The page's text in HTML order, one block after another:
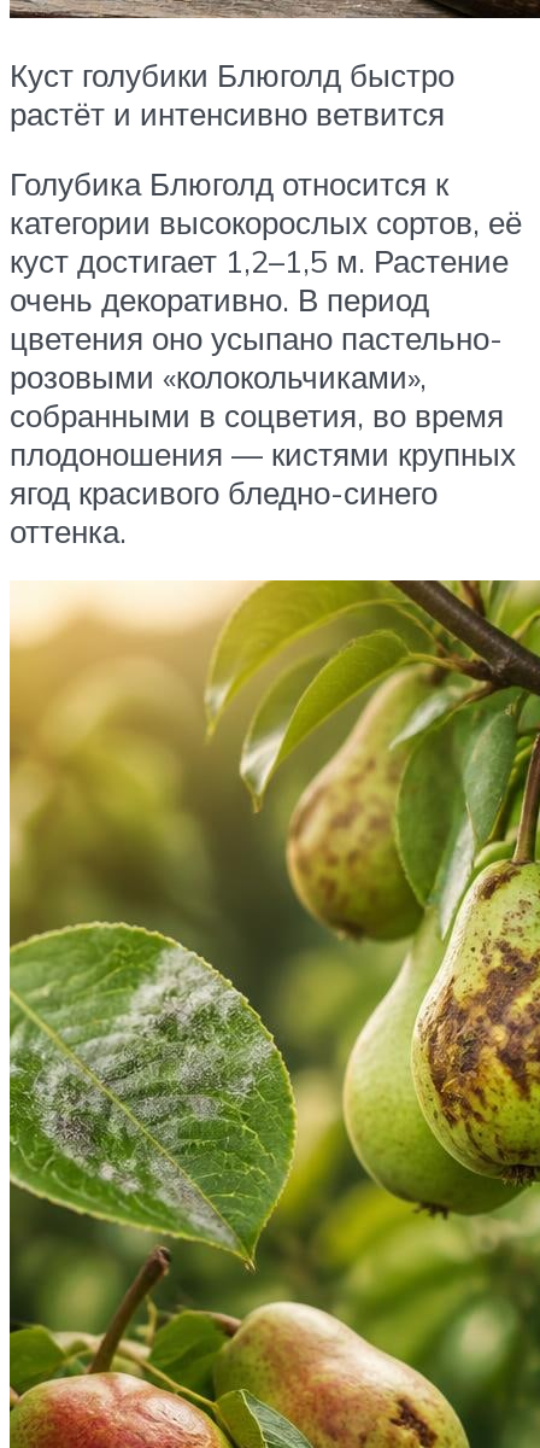
Куст голубики Блюголд быстро
растёт и интенсивно ветвится
Голубика Блюголд относится к
категории высокорослых сортов, её
куст достигает 1,2–1,5 м. Растение
очень декоративно. В период
цветения оно усыпано пастельно-
розовыми «колокольчиками»,
собранными в соцветия, во время
плодоношения — кистями крупных
ягод красивого бледно-синего
оттенка.